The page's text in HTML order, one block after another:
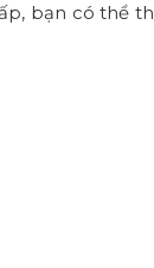
bạn có thể